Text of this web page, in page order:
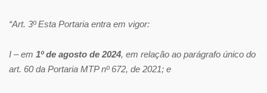
“Art. 3º Esta Portaria entra em vigor:
I – em 1º de agosto de 2024, em relação ao parágrafo único do
art. 60 da Portaria MTP nº 672, de 2021; e